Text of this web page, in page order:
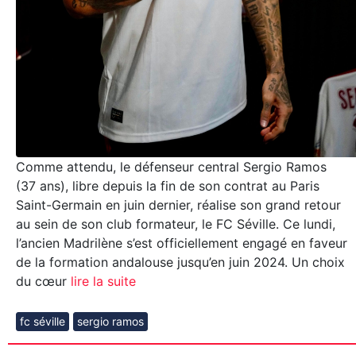
Comme attendu, le défenseur central Sergio Ramos
(37 ans), libre depuis la fin de son contrat au Paris
Saint-Germain en juin dernier, réalise son grand retour
au sein de son club formateur, le FC Séville. Ce lundi,
l’ancien Madrilène s’est officiellement engagé en faveur
de la formation andalouse jusqu’en juin 2024. Un choix
du cœur lire la suite
fc séville sergio ramos